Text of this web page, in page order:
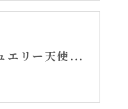
お守りジュエリー天使の羽根シルバーピアス